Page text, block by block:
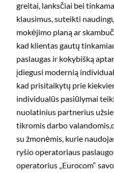
greitai, lanksčiai bei
klausimus, suteikti
mokėjimo planą ar
kad klientas gautų
paslaugas ir kokybišką
įdiegusi modernią
kad prisitaikytų prie
individualūs pasiūlymai
nuolatinius partnerius
tikromis darbo
su žmonėmis, kurie
ryšio operatoriaus
operatorius „Eurocom“